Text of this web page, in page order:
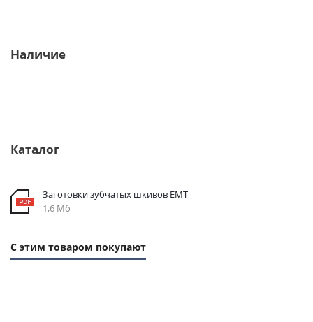
Наличие
Каталог
Заготовки зубчатых шкивов EMT
1,6 Мб
С этим товаром покупают